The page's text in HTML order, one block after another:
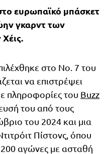
ευρωπαϊκό μπάσκετ
γκαρντ των
Χέις.
στο Νο. 7 του
να επιστρέψει
πληροφορίες του Buzz
του από τους
του 2024 και μια
Πίστονς, όπου
αγώνες με ασταθή